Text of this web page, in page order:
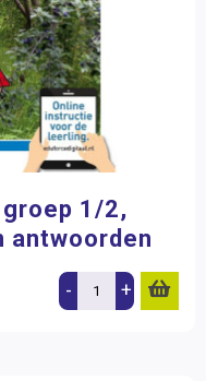
1/2,
antwoorden
- +